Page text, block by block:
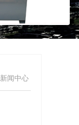
新闻中心